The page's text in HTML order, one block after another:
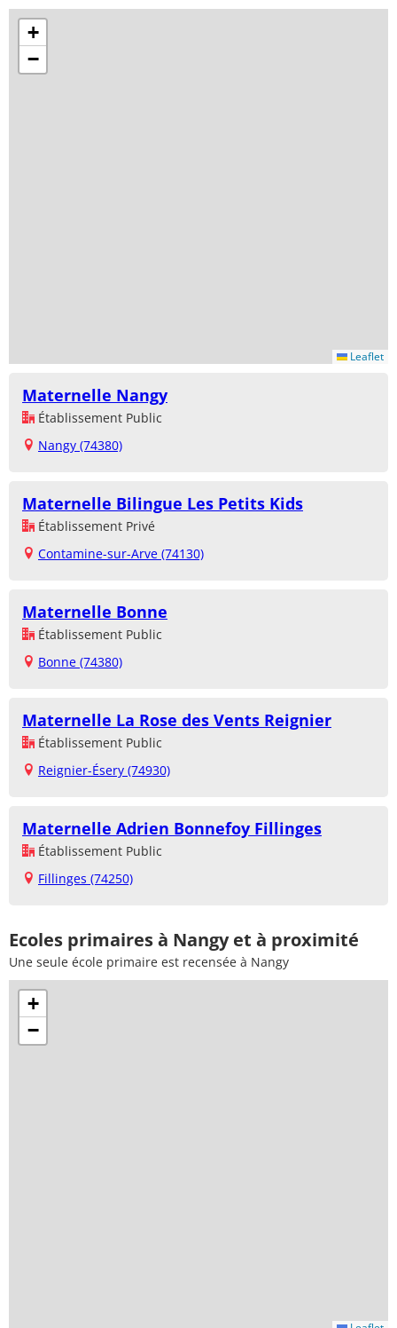
+
−
Leaflet
Maternelle Nangy
Établissement Public
Nangy (74380)
Maternelle Bilingue Les Petits Kids
Établissement Privé
Contamine-sur-Arve (74130)
Maternelle Bonne
Établissement Public
Bonne (74380)
Maternelle La Rose des Vents Reignier
Établissement Public
Reignier-Ésery (74930)
Maternelle Adrien Bonnefoy Fillinges
Établissement Public
Fillinges (74250)
Ecoles primaires à Nangy et à proximité
Une seule école primaire est recensée à Nangy
+
−